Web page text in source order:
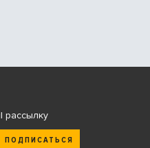
рассылку
ПОДПИСАТЬСЯ